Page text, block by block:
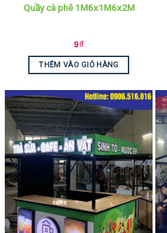
Quầy cà phê 1M6x1M6x2M
9₫
THÊM VÀO GIỎ HÀNG